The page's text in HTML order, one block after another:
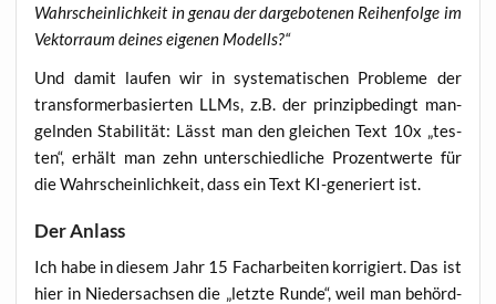
Wahr­schein­lich­keit in genau der dar­ge­bo­te­nen Rei­hen­fol­ge im
Vek­tor­raum dei­nes eige­nen Modells?“
Und damit lau­fen wir in sys­te­ma­ti­schen Pro­ble­me der
trans­form­er­ba­sier­ten LLMs, z.B. der prin­zip­be­dingt man­
geln­den Sta­bi­li­tät: Lässt man den glei­chen Text 10x „tes­
ten“, erhält man zehn unter­schied­li­che Pro­zent­wer­te für
die Wahr­schein­lich­keit, dass ein Text KI-gene­riert ist.
Der Anlass
Ich habe in die­sem Jahr 15 Fach­ar­bei­ten kor­ri­giert. Das ist
hier in Nie­der­sach­sen die „letz­te Run­de“, weil man behörd­